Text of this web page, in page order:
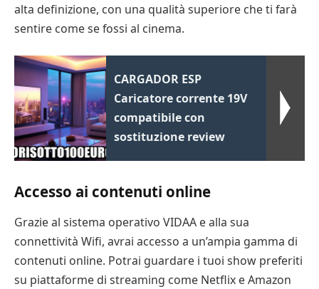
alta definizione, con una qualità superiore che ti farà
sentire come se fossi al cinema.
CARGADOR ESP
Caricatore corrente 19V
compatibile con
sostituzione review
Accesso ai contenuti online
Grazie al sistema operativo VIDAA e alla sua
connettività Wifi, avrai accesso a un’ampia gamma di
contenuti online. Potrai guardare i tuoi show preferiti
su piattaforme di streaming come Netflix e Amazon